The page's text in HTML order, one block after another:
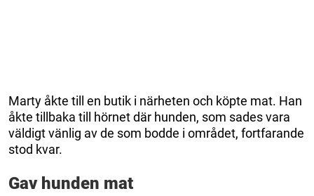
Marty åkte till en butik i närheten och köpte mat. Han
åkte tillbaka till hörnet där hunden, som sades vara
väldigt vänlig av de som bodde i området, fortfarande
stod kvar.
Gav hunden mat